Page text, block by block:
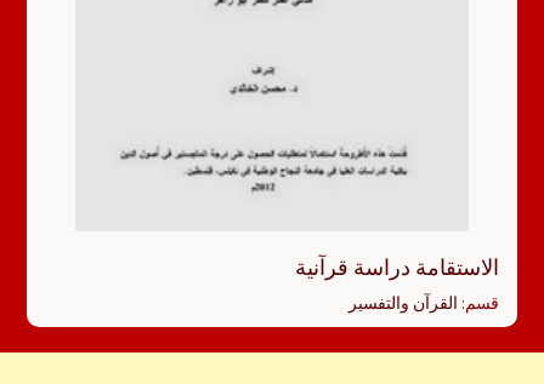
الاستقامة دراسة قرآنية
قسم: القرآن والتفسير